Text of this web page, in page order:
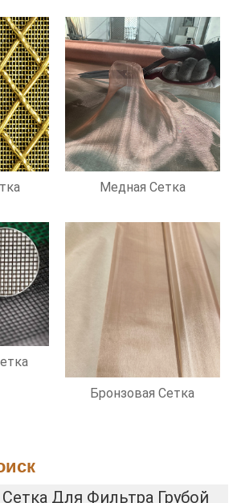
Медная Сетка
Бронзовая Сетка
Для Фильтра Грубой